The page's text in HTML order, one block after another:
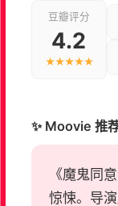
豆瓣评分
4.2
★★★★★
✨ Moovie 推
《魔鬼同
惊悚。导